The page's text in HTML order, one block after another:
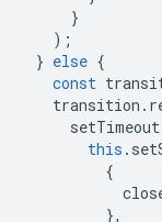
}
);
} else {
const
transition .
setTimeout
this .
{
},